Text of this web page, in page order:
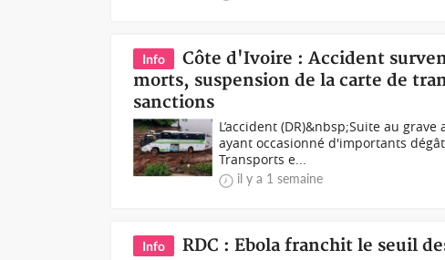
Info
Côte d'Ivoire : Accident
morts, suspension de la carte de
sanctions
L’accident (DR)&nbsp;Suite au
ayant occasionné d'importants
Transports e...
il y a 1 semaine
Info RDC : Ebola franchit le seuil